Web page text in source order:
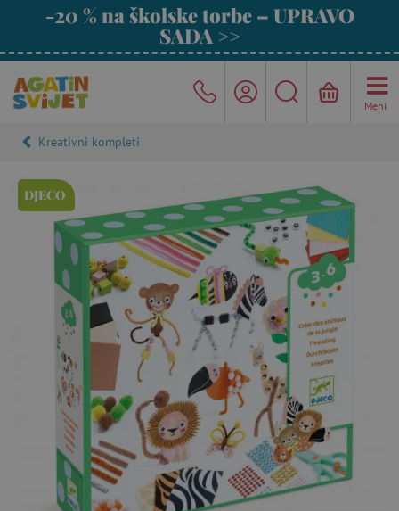
-20 % na školske torbe – UPRAVO
SADA >>
Meni
Kreativni kompleti
DJECO